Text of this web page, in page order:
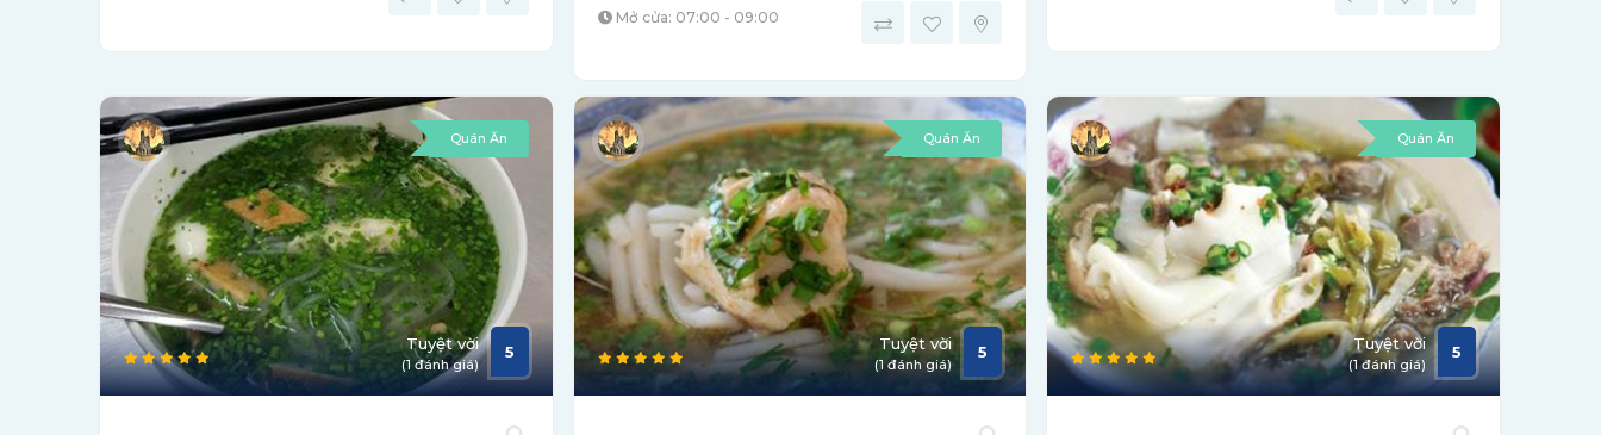
Mở cửa: 07:00 - 09:00
Quán Ăn
Tuyệt vời
(1 đánh giá)
5
Quán Ăn
Tuyệt vời
(1 đánh giá)
5
Quán Ăn
Tuyệt vời
(1 đánh giá)
5